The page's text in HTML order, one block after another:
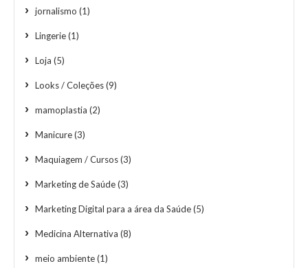
jornalismo (1)
Lingerie(1)
Loja (5)
Looks / Coleções(9)
mamoplastia (2)
Manicure(3)
Maquiagem / Cursos(3)
Marketing de Saúde(3)
Marketing Digital para a área da Saúde(5)
Medicina Alternativa (8)
meio ambiente(1)